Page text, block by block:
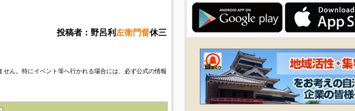
投稿者：野呂利左衛門督休三
ん。特にイベント等へ行かれる場合には、必ず公式の情報